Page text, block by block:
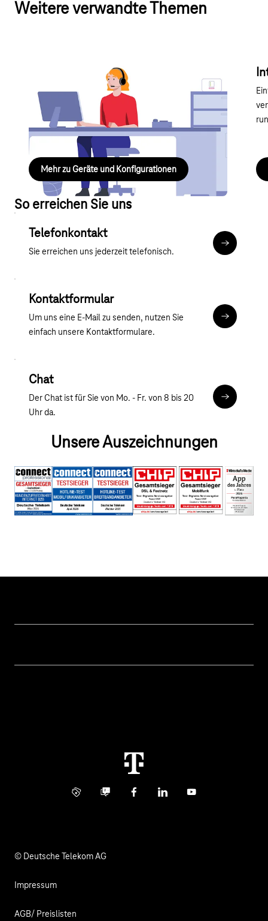
Weitere verwandte Themen
Geräte und Konfigurationen
Internet & Festnetz
Wissenswertes rund um Geräte und
Konfigurationen, IP-Anschluss und Sonderdienste –
kompakt und leicht verständlich.
Mehr zu Geräte und Konfigurationen
So erreichen Sie uns
Telefonkontakt
Sie erreichen uns jederzeit telefonisch. Mehr zum
Kontaktformular
Um uns eine E-Mail zu senden, nutzen Sie
einfach unsere Kontaktformulare.
Chat
Der Chat ist für Sie von Mo. - Fr. von 8 bis 20
Uhr da.
Chat
Unsere Auszeichnungen
Rechnung
Info ServiceBusiness Community
FacebookLinkedInYouTube
© Deutsche Telekom AG
Impressum
AGB/ Preislisten